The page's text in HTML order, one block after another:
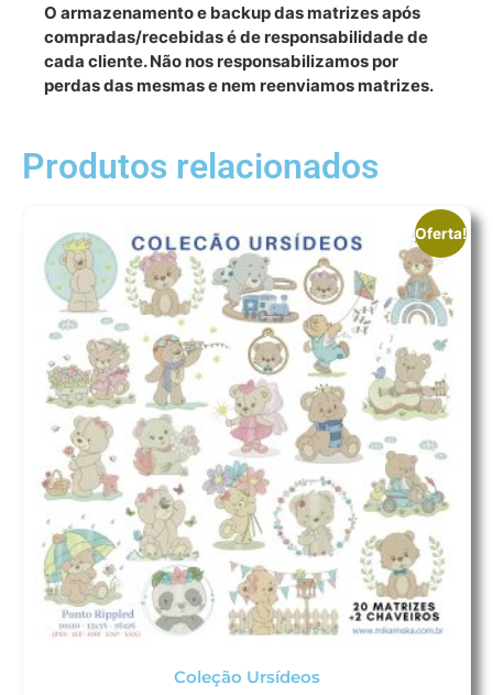
O armazenamento e backup das matrizes após
compradas/recebidas é de responsabilidade de
cada cliente. Não nos responsabilizamos por
perdas das mesmas e nem reenviamos matrizes.
Produtos relacionados
Oferta!
Coleção Ursídeos